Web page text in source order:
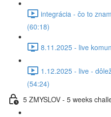
integrácia - čo to
(60:18)
8.11.2025 - live
1.12.2025 - live -
(54:24)
5 ZMYSLOV - 5 weeks